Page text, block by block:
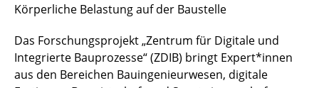
Körperliche Belastung auf der Baustelle
Das Forschungsprojekt „Zentrum für Digitale und
Integrierte Bauprozesse“ (ZDIB) bringt Expert*innen
aus den Bereichen Bauingenieurwesen, digitale